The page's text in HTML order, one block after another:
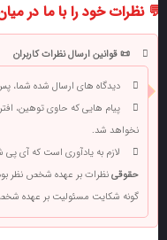
نظرات خود را با ما در میان
📜 قوانین ارسال نظرات کاربران
دیدگاه های ارسال شده شما،
پیام هایی که حاوی توهین،
نخواهد شد.
لازم به یادآوری است که آی
حقوقینظرات بر عهده شخص نظر
گونه شکایت مسئولیت بر عهده شخص